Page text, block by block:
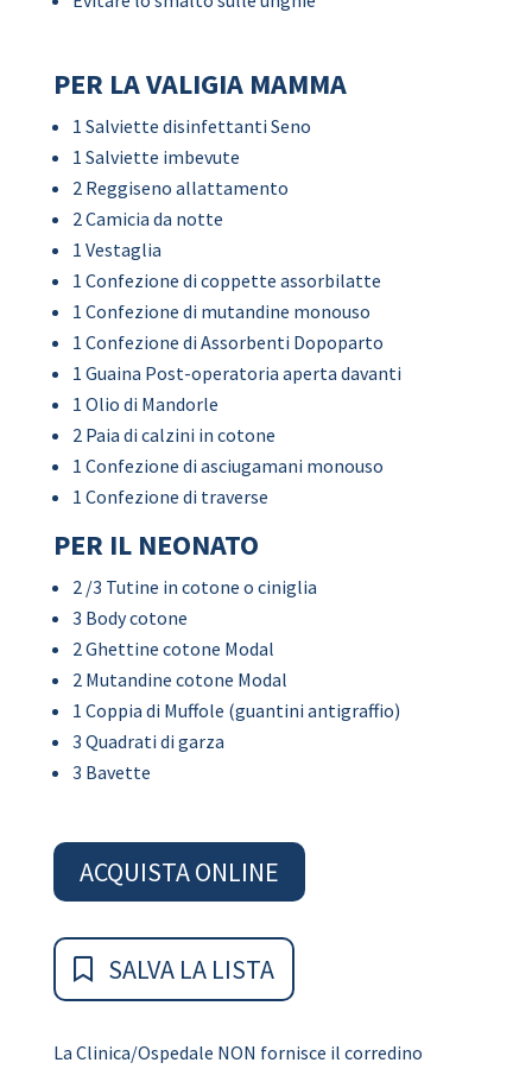
PER LA VALIGIA MAMMA
1 Salviette disinfettanti Seno
1 Salviette imbevute
2 Reggiseno allattamento
2 Camicia da notte
1 Vestaglia
1 Confezione di coppette assorbilatte
1 Confezione di mutandine monouso
1 Confezione di Assorbenti Dopoparto
1 Guaina Post-operatoria aperta davanti
1 Olio di Mandorle
2 Paia di calzini in cotone
1 Confezione di asciugamani monouso
1 Confezione di traverse
PER IL NEONATO
2 /3 Tutine in cotone o ciniglia
3 Body cotone
2 Ghettine cotone Modal
2 Mutandine cotone Modal
1 Coppia di Muffole (guantini antigraffio)
3 Quadrati di garza
3 Bavette
ACQUISTA ONLINE
SALVA LA LISTA
La Clinica/Ospedale NON fornisce il corredino